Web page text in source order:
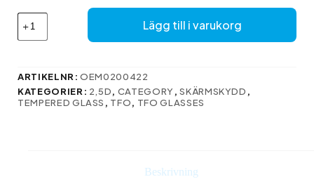
Tempered
glass
2,5D
Realme
/
Lägg till i varukorg
ARTIKELNR:OEM0200422
KATEGORIER: 2,5D, CATEGORY ,SKÄRMSKYDD ,
TEMPERED GLASS , TFO, TFO GLASSES
Beskrivning